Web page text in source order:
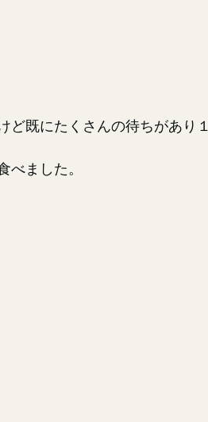
ど既にたくさんの待ちがあり１
ました。